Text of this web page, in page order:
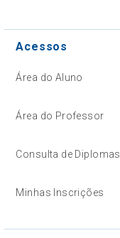
Acessos
Área do Aluno
Área do Professor
Consulta de Diplomas
Minhas Inscrições